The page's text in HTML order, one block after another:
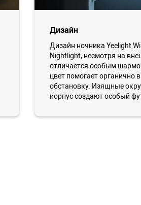
Дизайн
Дизайн ночника Yeelight
Nightlight, несмотря на
отличается особым
цвет помогает органично
обстановку. Изящные
корпус создают особый